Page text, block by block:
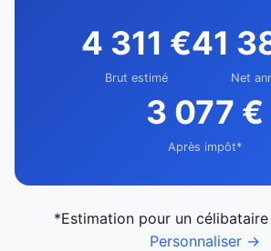
4 311 €
Brut estimé
41
Net
3 077 €
Après impôt*
*Estimation pour un célibataire
Personnaliser →